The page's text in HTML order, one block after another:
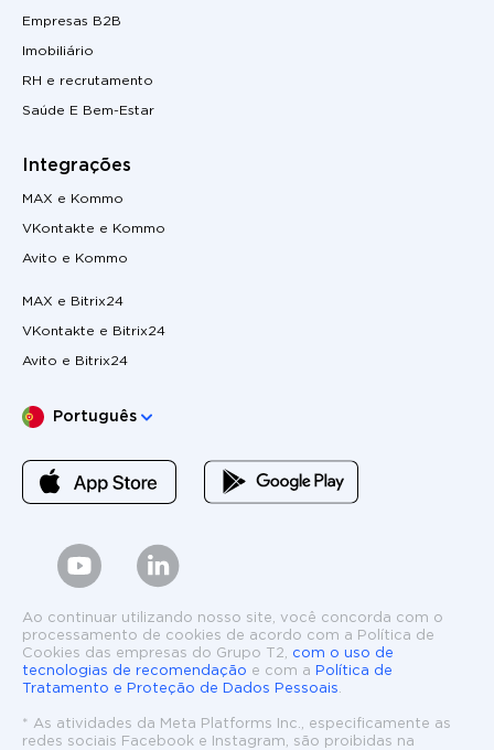
Empresas B2B
Imobiliário
RH e recrutamento
Saúde E Bem-Estar
Integrações
MAX e Kommo
VKontakte e Kommo
Avito e Kommo
MAX e Bitrix24
VKontakte e Bitrix24
Avito e Bitrix24
Escolha o seu idioma
Português
Ao continuar utilizando nosso site, você concorda com o
processamento de cookies de acordo com a Política de
Cookies das empresas do Grupo T2, com o uso de
tecnologias de recomendação e com a
Política de
Tratamento e Proteção de Dados Pessoais.
* As atividades da Meta Platforms Inc., especificamente as
redes sociais Facebook e Instagram, são proibidas na